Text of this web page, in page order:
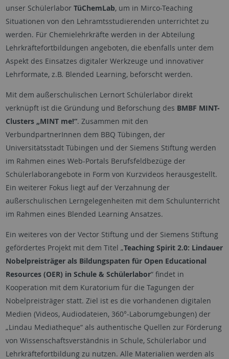
unser Schülerlabor TüChemLab, um in Mirco-Teaching
Situationen von den Lehramtsstudierenden unterrichtet zu
werden. Für Chemielehrkräfte werden in der Abteilung
Lehrkräftefortbildungen angeboten, die ebenfalls unter dem
Aspekt des Einsatzes digitaler Werkzeuge und innovativer
Lehrformate, z.B. Blended Learning, beforscht werden.
Mit dem außerschulischen Lernort Schülerlabor direkt
verknüpft ist die Gründung und Beforschung des BMBF MINT-
Clusters „MINT me!“. Zusammen mit den
VerbundpartnerInnen dem BBQ Tübingen, der
Universitätsstadt Tübingen und der Siemens Stiftung werden
im Rahmen eines Web-Portals Berufsfeldbezüge der
Schülerlaborangebote in Form von Kurzvideos herausgestellt.
Ein weiterer Fokus liegt auf der Verzahnung der
außerschulischen Lerngelegenheiten mit dem Schulunterricht
im Rahmen eines Blended Learning Ansatzes.
Ein weiteres von der Vector Stiftung und der Siemens Stiftung
gefördertes Projekt mit dem Titel „Teaching Spirit 2.0: Lindauer
Nobelpreisträger als Bildungspaten für Open Educational
Resources (OER) in Schule & Schülerlabor“ findet in
Kooperation mit dem Kuratorium für die Tagungen der
Nobelpreisträger statt. Ziel ist es die vorhandenen digitalen
Medien (Videos, Audiodateien, 360°-Laborumgebungen) der
„Lindau Mediatheque“ als authentische Quellen zur Förderung
von Wissenschaftsverständnis in Schule, Schülerlabor und
Lehrkräftefortbildung zu nutzen. Alle Materialien werden als